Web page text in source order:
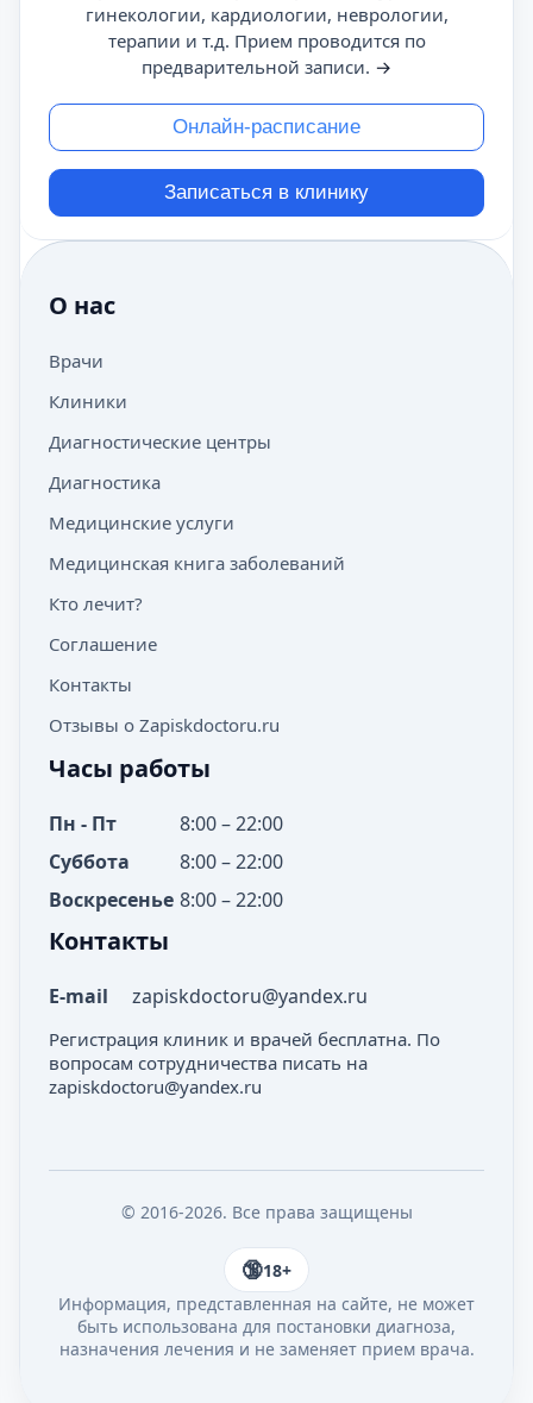
гинекологии, кардиологии, неврологии,
терапии и т.д. Прием проводится по
предварительной записи. →
Онлайн-расписание
Записаться в клинику
О нас
Врачи
Клиники
Диагностические центры
Диагностика
Медицинские услуги
Медицинская книга заболеваний
Кто лечит?
Соглашение
Контакты
Отзывы о Zapiskdoctoru.ru
Часы работы
Пн - Пт
8:00 – 22:00
Суббота
8:00 – 22:00
Воскресенье 8:00 – 22:00
Контакты
E-mail zapiskdoctoru@yandex.ru
Регистрация клиник и врачей бесплатна. По
вопросам сотрудничества писать на
zapiskdoctoru@yandex.ru
© 2016-2026. Все права защищены
18+
Информация, представленная на сайте, не может
быть использована для постановки диагноза,
назначения лечения и не заменяет прием врача.